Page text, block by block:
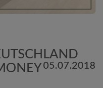
05.07.2018